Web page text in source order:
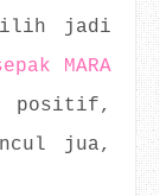
jadi
MARA
positif,
jua,